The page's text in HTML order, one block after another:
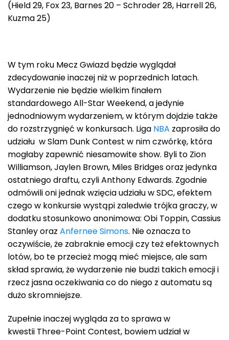
(Hield 29, Fox 23, Barnes 20 – Schroder 28, Harrell 26,
Kuzma 25)
W tym roku Mecz Gwiazd będzie wyglądał
zdecydowanie inaczej niż w poprzednich latach.
Wydarzenie nie będzie wielkim finałem
standardowego All-Star Weekend, a jedynie
jednodniowym wydarzeniem, w którym dojdzie także
do rozstrzygnięć w konkursach. Liga NBA zaprosiła do
udziału w Slam Dunk Contest w nim czwórkę, która
mogłaby zapewnić niesamowite show. Byli to Zion
Williamson, Jaylen Brown, Miles Bridges oraz jedynka
ostatniego draftu, czyli Anthony Edwards. Zgodnie
odmówili oni jednak wzięcia udziału w SDC, efektem
czego w konkursie wystąpi zaledwie trójka graczy, w
dodatku stosunkowo anonimowa: Obi Toppin, Cassius
Stanley oraz Anfernee Simons. Nie oznacza to
oczywiście, że zabraknie emocji czy też efektownych
lotów, bo te przecież mogą mieć miejsce, ale sam
skład sprawia, że wydarzenie nie budzi takich emocji i
rzecz jasna oczekiwania co do niego z automatu są
dużo skromniejsze.
Zupełnie inaczej wygląda za to sprawa w
kwestii Three-Point Contest, bowiem udział w